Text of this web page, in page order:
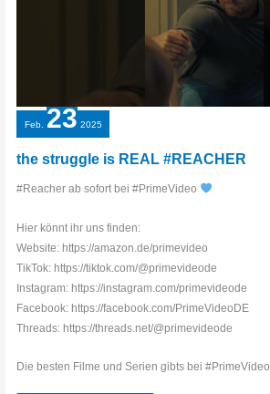
Feb. 23 2025
the struggle is REAL #REACHER
#Reacher ab sofort bei #PrimeVideo
Hier könnt ihr uns finden:
Website: https://amazon.de/primevideo
TikTok: https://tiktok.com/@primevideode
Instagram: https://instagram.com/primevideode
Facebook: https://facebook.com/PrimeVideoDE
Threads: https://threads.net/@primevideode
Die besten Filme und Serien gibts bei #PrimeVideo